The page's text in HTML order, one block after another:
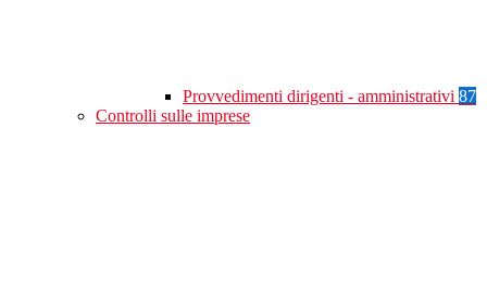
Provvedimenti dirigenti - amministrativi 87
Controlli sulle imprese